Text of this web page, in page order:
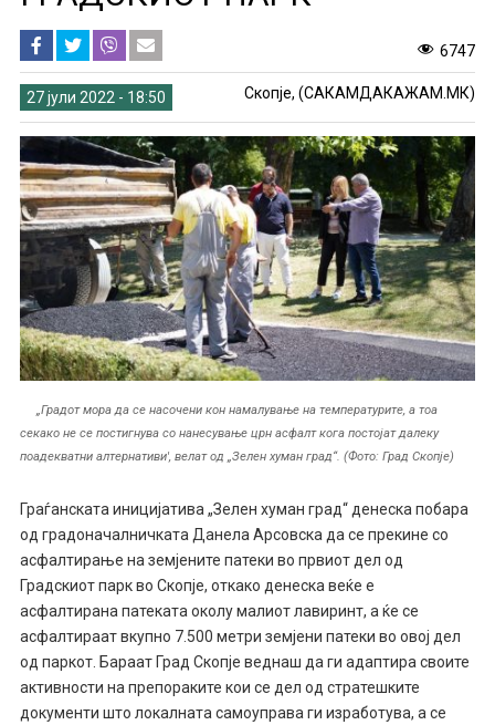
6747
27 јули 2022 - 18:50 Скопје, (САКАМДАКАЖАМ.МК)
„Градот мора да се насочени кон намалување на температурите, а тоа
секако не се постигнува со нанесување црн асфалт кога постојат далеку
поадекватни алтернативи', велат од „Зелен хуман град“. (Фото: Град Скопје)
Граѓанската иницијатива „Зелен хуман град“ денеска побара
од градоначалничката Данела Арсовска да се прекине со
асфалтирање на земјените патеки во првиот дел од
Градскиот парк во Скопје, откако денеска веќе е
асфалтирана патеката околу малиот лавиринт, а ќе се
асфалтираат вкупно 7.500 метри земјени патеки во овој дел
од паркот. Бараат Град Скопје веднаш да ги адаптира своите
активности на препораките кои се дел од стратешките
документи што локалната самоуправа ги изработува, а се